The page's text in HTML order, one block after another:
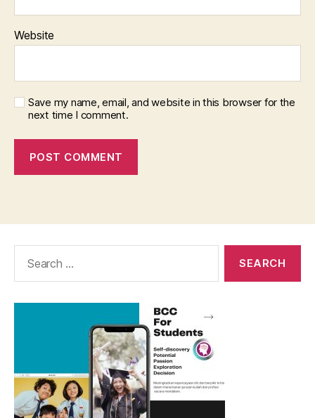
Website
Save my name, email, and website in this browser for the
next time I comment.